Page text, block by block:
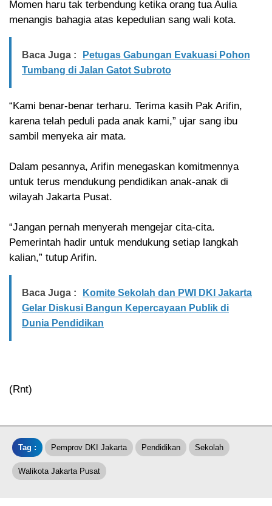
Momen haru tak terbendung ketika orang tua Aulia
menangis bahagia atas kepedulian sang wali kota.
Baca Juga :
Petugas Gabungan Evakuasi Pohon
Tumbang di Jalan Gatot Subroto
“Kami benar-benar terharu. Terima kasih Pak Arifin,
karena telah peduli pada anak kami,” ujar sang ibu
sambil menyeka air mata.
Dalam pesannya, Arifin menegaskan komitmennya
untuk terus mendukung pendidikan anak-anak di
wilayah Jakarta Pusat.
“Jangan pernah menyerah mengejar cita-cita.
Pemerintah hadir untuk mendukung setiap langkah
kalian,” tutup Arifin.
Baca Juga :
Komite Sekolah dan PWI DKI Jakarta
Gelar Diskusi Bangun Kepercayaan Publik di
Dunia Pendidikan
(Rnt)
Tag : Pemprov DKI Jakarta Pendidikan Sekolah
Walikota Jakarta Pusat